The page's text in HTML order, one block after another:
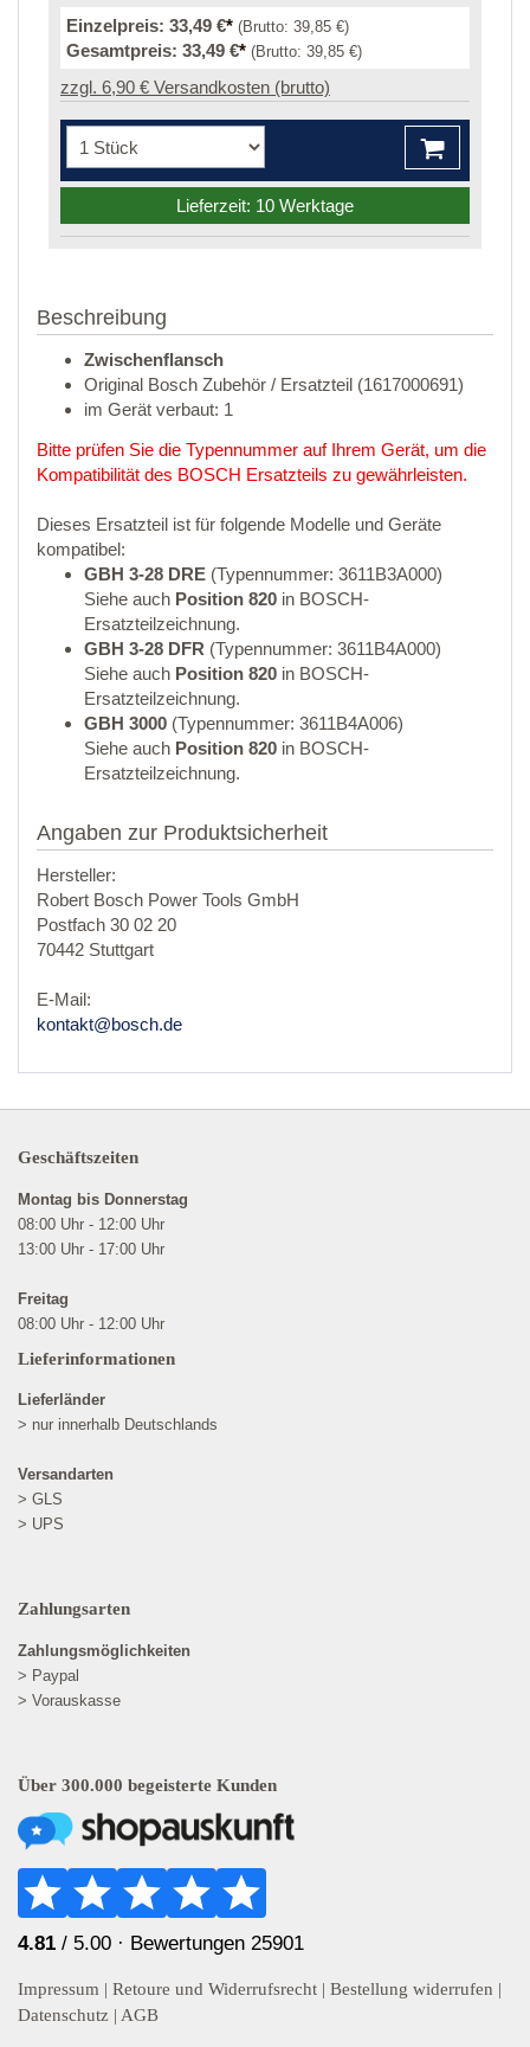
Einzelpreis: 33,49 €* (Brutto: 39,85 €)
Gesamtpreis: 33,49 €* (Brutto: 39,85 €)
zzgl. 6,90 € Versandkosten (brutto)
Lieferzeit: 10 Werktage
Beschreibung
Zwischenflansch
Original Bosch Zubehör / Ersatzteil (1617000691)
im Gerät verbaut: 1
Bitte prüfen Sie die Typennummer auf Ihrem Gerät, um die
Kompatibilität des BOSCH Ersatzteils zu gewährleisten.
Dieses Ersatzteil ist für folgende Modelle und Geräte
kompatibel:
GBH 3-28 DRE (Typennummer: 3611B3A000)
Siehe auch Position 820 in BOSCH-
Ersatzteilzeichnung.
GBH 3-28 DFR (Typennummer: 3611B4A000)
Siehe auch Position 820 in BOSCH-
Ersatzteilzeichnung.
GBH 3000 (Typennummer: 3611B4A006)
Siehe auch Position 820 in BOSCH-
Ersatzteilzeichnung.
Angaben zur Produktsicherheit
Hersteller:
Robert Bosch Power Tools GmbH
Postfach 30 02 20
70442 Stuttgart
E-Mail:
kontakt@bosch.de
Geschäftszeiten
Montag bis Donnerstag
08:00 Uhr - 12:00 Uhr
13:00 Uhr - 17:00 Uhr
Freitag
08:00 Uhr - 12:00 Uhr
Lieferinformationen
Lieferländer
> nur innerhalb Deutschlands
Versandarten
> GLS
> UPS
Zahlungsarten
Zahlungsmöglichkeiten
> Paypal
> Vorauskasse
Über 300.000 begeisterte Kunden
4.81 / 5.00 · Bewertungen 25901
Impressum | Retoure und Widerrufsrecht | Bestellung widerrufen |
Datenschutz | AGB